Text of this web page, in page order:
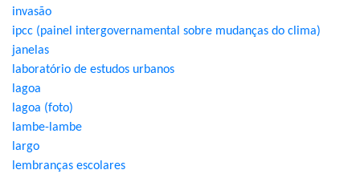
invasão
ipcc (painel intergovernamental sobre mudanças do clima)
janelas
laboratório de estudos urbanos
lagoa
lagoa (foto)
lambe-lambe
largo
lembranças escolares